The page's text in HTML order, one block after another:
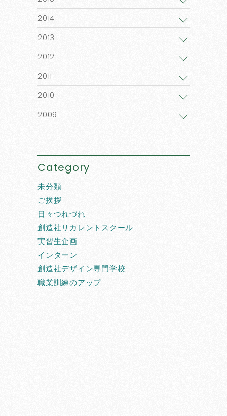
2014
2013
2012
2011
2010
2009
Category
未分類
ご挨拶
日々つれづれ
創造社リカレントスクール
実習生企画
インターン
創造社デザイン専門学校
職業訓練のアップ